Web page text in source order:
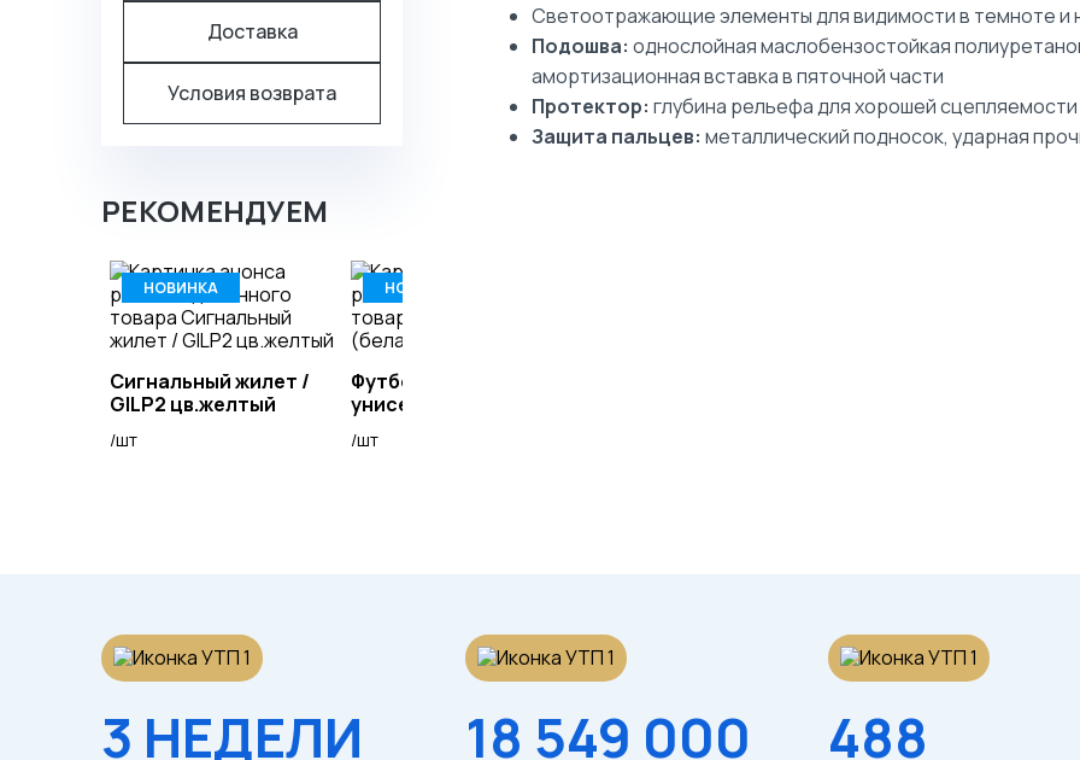
Доставка
Условия возврата
РЕКОМЕНДУЕМ
НОВИНКА
Сигнальный жилет /
GILP2 цв.желтый
/шт
НОВИНКА
Футболка (белая)
унисекс
/шт
Светоотражающие элементы для видимости в темноте и
Подошва: однослойная маслобензостойкая
амортизационная вставка в пяточной части
Протектор: глубина рельефа для хорошей
Защита пальцев: металлический подносок, ударная
3 НЕДЕЛИ 18 549 000 488